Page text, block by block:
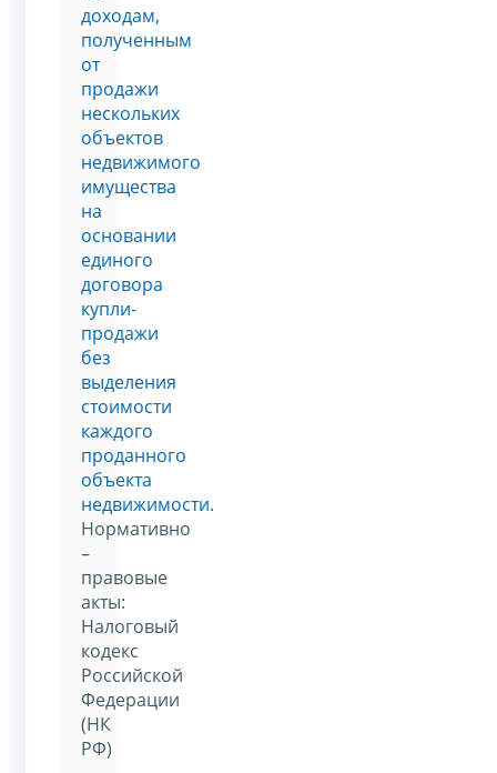
доходам,
полученным
от
продажи
нескольких
объектов
недвижимого
имущества
на
основании
единого
договора
купли-
продажи
без
выделения
стоимости
каждого
проданного
объекта
недвижимости.
Нормативно
–
правовые
акты:
Налоговый
кодекс
Российской
Федерации
(НК
РФ)